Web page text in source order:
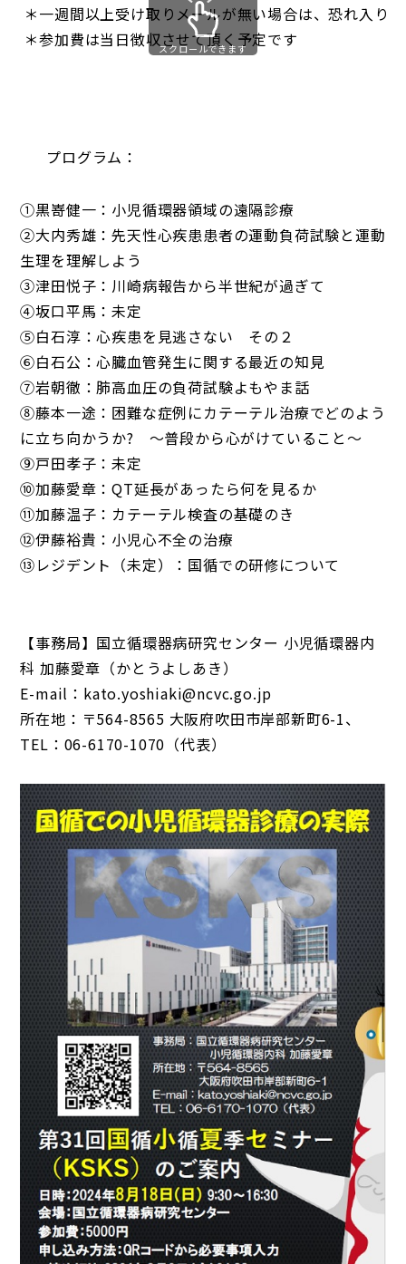
＊一週間以上受け取りメールが無い場合は、恐れ入り
＊参加費は当日徴収させて頂く予定です
スクロールできます
プログラム：
①黒嵜健一：小児循環器領域の遠隔診療
②大内秀雄：先天性心疾患患者の運動負荷試験と運動
生理を理解しよう
③津田悦子：川崎病報告から半世紀が過ぎて
④坂口平馬：未定
⑤白石淳：心疾患を見逃さない その２
⑥白石公：心臓血管発生に関する最近の知見
⑦岩朝徹：肺高血圧の負荷試験よもやま話
⑧藤本一途：困難な症例にカテーテル治療でどのよう
に立ち向かうか? 〜普段から心がけていること〜
⑨戸田孝子：未定
⑩加藤愛章：QT延長があったら何を見るか
⑪加藤温子：カテーテル検査の基礎のき
⑫伊藤裕貴：小児心不全の治療
⑬レジデント（未定）：国循での研修について
【事務局】国立循環器病研究センター 小児循環器内
科 加藤愛章（かとうよしあき）
E-mail：kato.yoshiaki@ncvc.go.jp
所在地：〒564-8565 大阪府吹田市岸部新町6-1、
TEL：06-6170-1070（代表）